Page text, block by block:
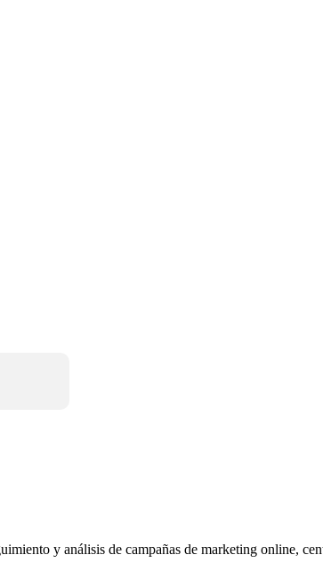
y análisis de campañas de marketing online,